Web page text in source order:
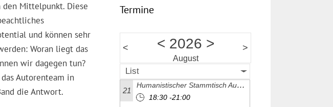
Mittelpunkt. Diese
und können sehr
Woran liegt das
wir dagegen tun?
Autorenteam in
die Antwort.
Termine
< < 2026 >
August
>
List
21
Humanistischer Stammtisch August 2026
18:30 -21:00